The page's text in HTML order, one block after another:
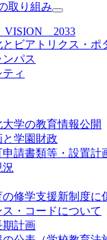
取り組み
2033
とビアトリクス・ポ
パス
ィ
大学の教育情報公開
学園財政
申請書類等・設置計
況
修学支援新制度に
ス・コードについて
期計画